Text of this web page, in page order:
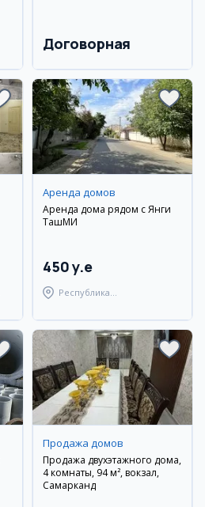
Договорная
Аренда домов
Аренда дома рядом с Янги
ТашМИ
450 y.e
Республика
Берунийский район
Продажа домов
Продажа двухэтажного дома,
4 комнаты, 94 м², вокзал,
Самарканд